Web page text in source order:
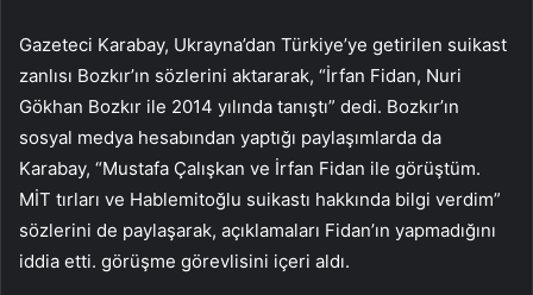
Gazeteci Karabay, Ukrayna’dan Türkiye’ye getirilen suikast
zanlısı Bozkır’ın sözlerini aktararak, “İrfan Fidan, Nuri
Gökhan Bozkır ile 2014 yılında tanıştı” dedi. Bozkır’ın
sosyal medya hesabından yaptığı paylaşımlarda da
Karabay, “Mustafa Çalışkan ve İrfan Fidan ile görüştüm.
MİT tırları ve Hablemitoğlu suikastı hakkında bilgi verdim”
sözlerini de paylaşarak, açıklamaları Fidan’ın yapmadığını
iddia etti. görüşme görevlisini içeri aldı.